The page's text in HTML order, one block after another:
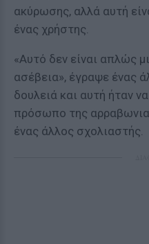
ακύρωσης, αλλά αυτή
ένας χρήστης.
«Αυτό δεν είναι απλώς
ασέβεια», έγραψε ένας
δουλειά και αυτή ήταν
πρόσωπο της
ένας άλλος σχολιαστής.